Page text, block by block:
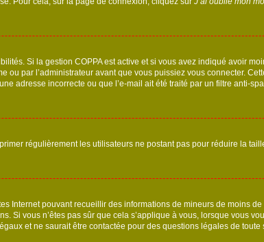
Si la gestion COPPA est active et si vous avez indiqué avoir
par l’administrateur avant que vous puissiez vous connecter.
adresse incorrecte ou que l’e-mail ait été traité par un filtre anti-
régulièrement les utilisateurs ne postant pas pour réduire la
Internet pouvant recueillir des informations de mineurs de moins
Si vous n’êtes pas sûr que cela s’applique à vous, lorsque vous
et ne saurait être contactée pour des questions légales de toute